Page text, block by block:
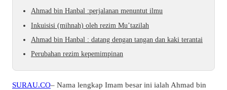
Ahmad bin Hanbal :perjalanan menuntut ilmu
Inkuisisi (mihnah) oleh rezim Mu’tazilah
Ahmad bin Hanbal : datang dengan tangan dan kaki terantai
Perubahan rezim kepemimpinan
SURAU.CO– Nama lengkap Imam besar ini ialah Ahmad bin